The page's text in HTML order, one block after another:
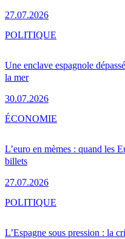
27.07.2026
Une enclave espagnole
la mer
30.07.2026
POLITIQUE
L’euro en mèmes : quand les
billets
27.07.2026
ÉCONOMIE
L’Espagne sous pression : la
POLITIQUE